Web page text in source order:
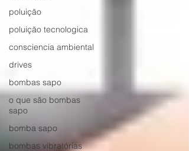
poluição
poluição tecnologica
consciencia ambiental
drives
bombas sapo
o que são bombas
sapo
bomba sapo
bombas vibratórias